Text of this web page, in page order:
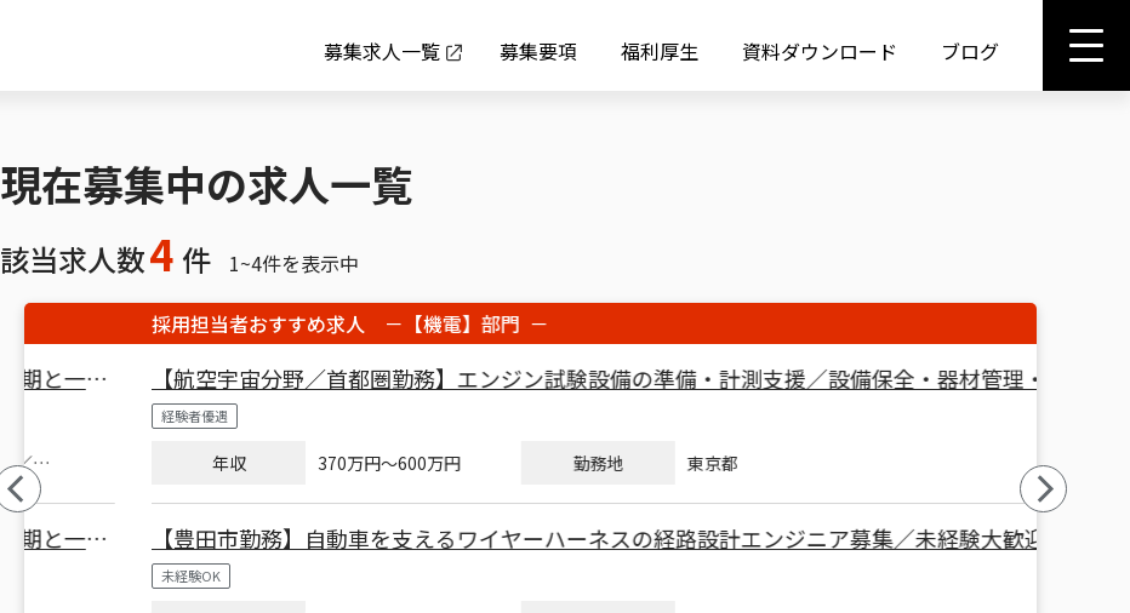
募集求人一覧 募集要項 福利厚生 資料ダウンロード ブログ
現在募集中の求人一覧
該当求人数4 件 1~4件を表示中
採用担当者おすすめ求人 －【機電】部門 －
【航空宇宙分野／首都圏勤務】エンジン試験設備の準備・計測支援／設備保全・器材管理・CAD活
用の技術サポート
370万円 600万円 東京都
【豊田市勤務】自動車を支えるワイヤーハーネスの経路設計エンジニア募集／未経験大歓迎◎